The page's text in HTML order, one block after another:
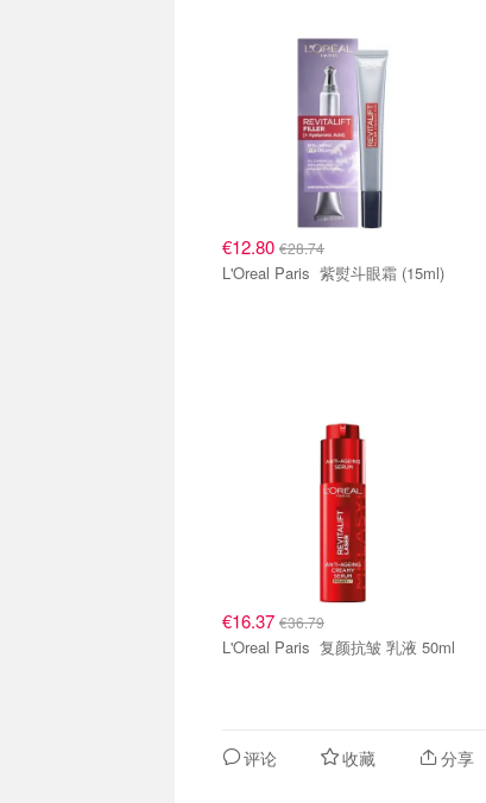
€12.80 €28.74
L'Oreal Paris 紫熨斗眼霜 (15ml)
€16.37 €36.79
L'Oreal Paris 复颜抗皱 乳液 50ml
评论 收藏 分享